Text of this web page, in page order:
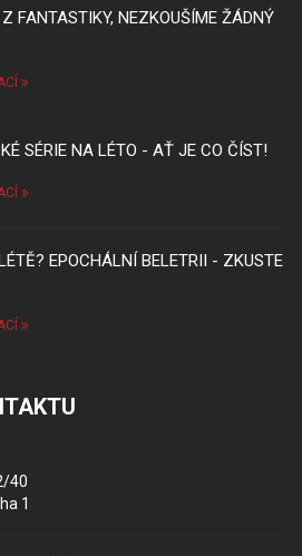
FANTASTIKY, NEZKOUŠÍME ŽÁDNÝ
SÉRIE NA LÉTO - AŤ JE CO ČÍST!
EPOCHÁLNÍ BELETRII - ZKUSTE
40
1